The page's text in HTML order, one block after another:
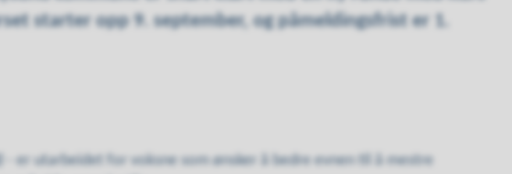
starter opp 9. september, og påmeldingsfrist er 1.
- er utarbeidet for voksne som ønsker å bedre evnen til å mestre